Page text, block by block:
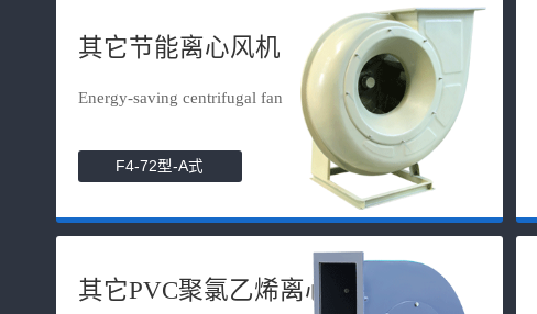
其它节能离心风机
Energy-saving centrifugal fan
F4-72型-A式
其它PVC聚氯乙烯离心风机